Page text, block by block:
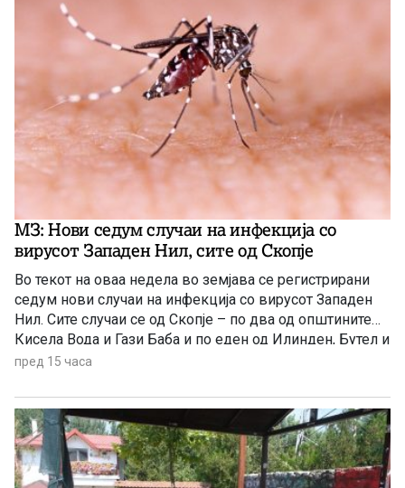
МЗ: Нови седум случаи на инфекција со
вирусот Западен Нил, сите од Скопје
Во текот на оваа недела во земјава се регистрирани
седум нови случаи на инфекција со вирусот Западен
Нил. Сите случаи се од Скопје – по два од општините
Кисела Вода и Гази Баба и по еден од Илинден, Бутел и
Аеродром. Новозаболените лица се на возраст од 60
попладнево од Министерството за здравство.
пред 15 часа